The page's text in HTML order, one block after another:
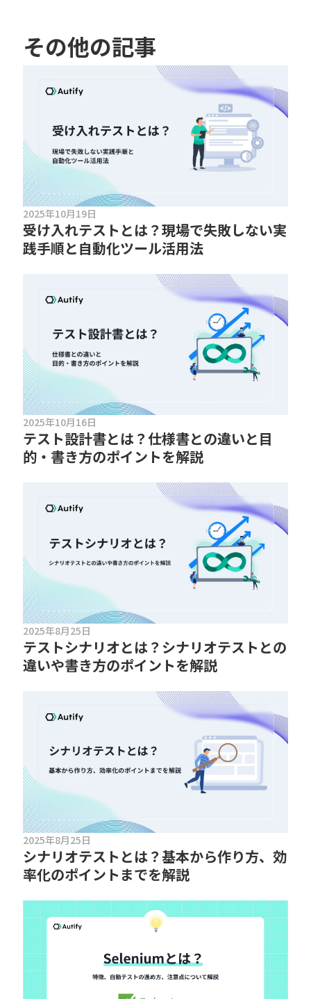
その他の記事
2025年10月19日
受け入れテストとは？現場で失敗しない実
践手順と自動化ツール活用法
2025年10月16日
テスト設計書とは？仕様書との違いと目
的・書き方のポイントを解説
2025年8月25日
テストシナリオとは？シナリオテストとの
違いや書き方のポイントを解説
2025年8月25日
シナリオテストとは？基本から作り方、効
率化のポイントまでを解説